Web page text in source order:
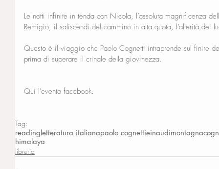
Le notti infinite in tenda con Nicola, l’assoluta magnificenza
Remigio, il saliscendi del cammino in alta quota, l’alterità dei
Questo è il viaggio che Paolo Cognetti intraprende sul finire
prima di superare il crinale della giovinezza.
Qui l'evento facebook.
Tag:
readingletteratura italianapaolo cognettieinaudimontagna
himalaya
libreria